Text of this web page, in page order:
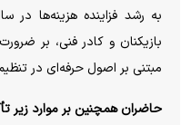
به رشد فزاینده هزینه‌ها در
بازیکنان و کادر فنی، بر
مبتنی بر اصول حرفه‌ای در
حاضران همچنین بر موارد زیر